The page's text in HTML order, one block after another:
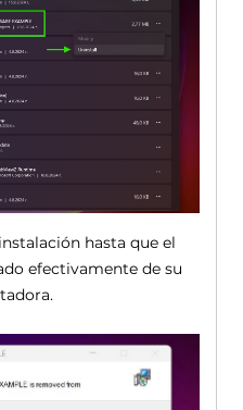
hasta que el
efectivamente de su